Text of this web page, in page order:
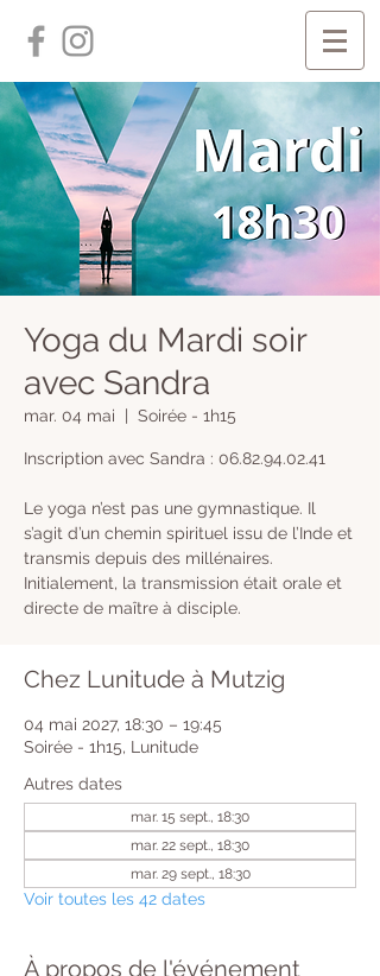
Yoga du Mardi soir
avec Sandra
mar. 04 mai Soirée - 1h15
Inscription avec Sandra : 06.82.94.02.41
Le yoga n’est pas une gymnastique. Il
s’agit d’un chemin spirituel issu de l’Inde et
transmis depuis des millénaires.
Initialement, la transmission était orale et
directe de maître à disciple.
Chez Lunitude à Mutzig
04 mai 2027, 18:30 – 19:45
Soirée - 1h15, Lunitude
Autres dates
mar. 15 sept., 18:30
mar. 22 sept., 18:30
mar. 29 sept., 18:30
Voir toutes les 42 dates
À propos de l'événement